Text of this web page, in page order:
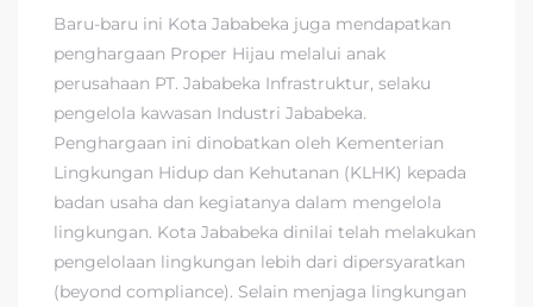
Baru-baru ini Kota Jababeka juga mendapatkan
penghargaan Proper Hijau melalui anak
perusahaan PT. Jababeka Infrastruktur, selaku
pengelola kawasan Industri Jababeka.
Penghargaan ini dinobatkan oleh Kementerian
Lingkungan Hidup dan Kehutanan (KLHK) kepada
badan usaha dan kegiatanya dalam mengelola
lingkungan. Kota Jababeka dinilai telah melakukan
pengelolaan lingkungan lebih dari dipersyaratkan
(beyond compliance). Selain menjaga lingkungan